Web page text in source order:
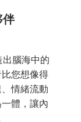
出腦海中的
您想像得
情緒流動
體，讓內